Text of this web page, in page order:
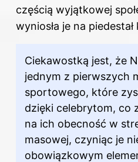
częścią wyjątkowej
wyniosła je na piedestał
Ciekawostką jest, że
jednym z pierwszych
sportowego, które
dzięki celebrytom, co
na ich obecność w
masowej, czyniąc je
obowiązkowym